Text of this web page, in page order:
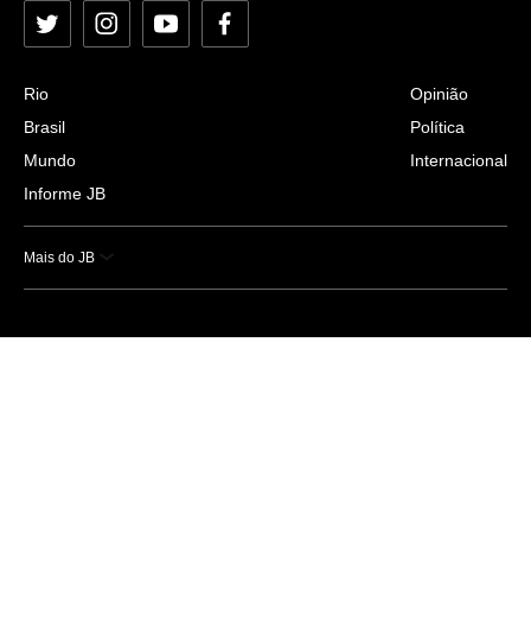
Twitter InstagramYouTubeFacebook
Rio
Brasil
Mundo
Informe JB
Opinião
Política
Internacional
Mais do JB
Esportes